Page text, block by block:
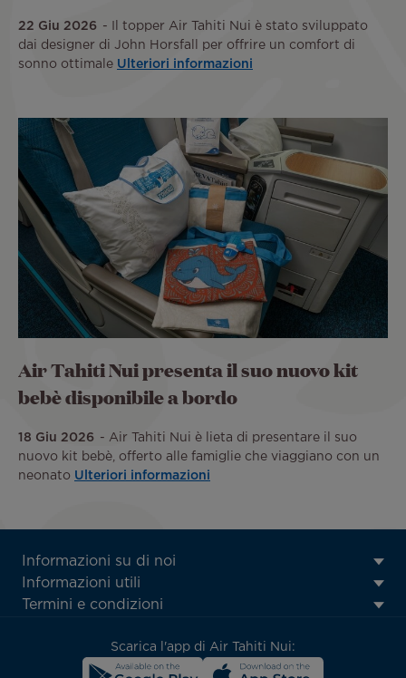
22 Giu 2026
Il topper Air Tahiti Nui è stato sviluppato
dai designer di John Horsfall per offrire un comfort di
sonno ottimale Ulteriori informazioni
Air Tahiti Nui presenta il suo nuovo kit
bebè disponibile a bordo
18 Giu 2026
Air Tahiti Nui è lieta di presentare il suo
nuovo kit bebè, offerto alle famiglie che viaggiano con un
neonato Ulteriori informazioni
ATN:
Footer
menu
Informazioni su di noi
Informazioni utili
Termini e condizioni
Scarica l'app di Air Tahiti Nui: